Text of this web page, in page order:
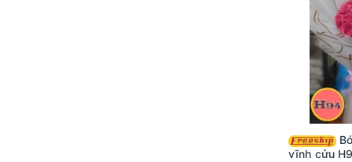
Bó hoa sáp hoa hồng
vĩnh cửu